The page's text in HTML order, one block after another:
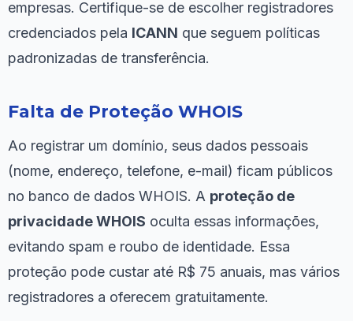
empresas. Certifique-se de escolher registradores
credenciados pela ICANN que seguem políticas
padronizadas de transferência.
Falta de Proteção WHOIS
Ao registrar um domínio, seus dados pessoais
(nome, endereço, telefone, e-mail) ficam públicos
no banco de dados WHOIS. A proteção de
privacidade WHOIS oculta essas informações,
evitando spam e roubo de identidade. Essa
proteção pode custar até R$ 75 anuais, mas vários
registradores a oferecem gratuitamente.